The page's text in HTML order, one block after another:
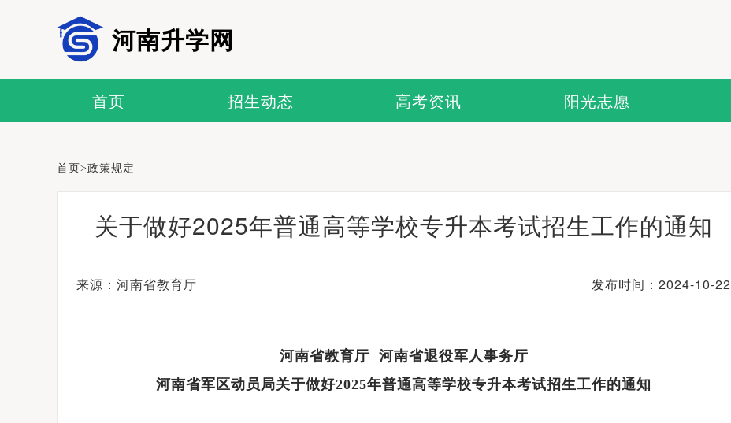
河南升学网
首页 招生动态 高考资讯 阳光志愿
首页>政策规定
关于做好2025年普通高等学校专升本考试招生工作的通知
来源：河南省教育厅 发布时间：2024-10-22
河南省教育厅 河南省退役军人事务厅
河南省军区动员局关于做好2025年普通高等学校专升本考试招生工作的通知